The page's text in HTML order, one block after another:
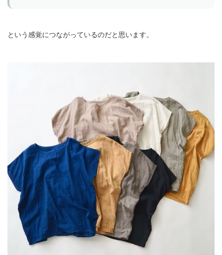
という感覚につながっているのだと思います。